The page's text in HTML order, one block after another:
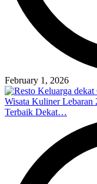
February 1, 2026
Wisata Kuliner Lebaran
Terbaik Dekat…